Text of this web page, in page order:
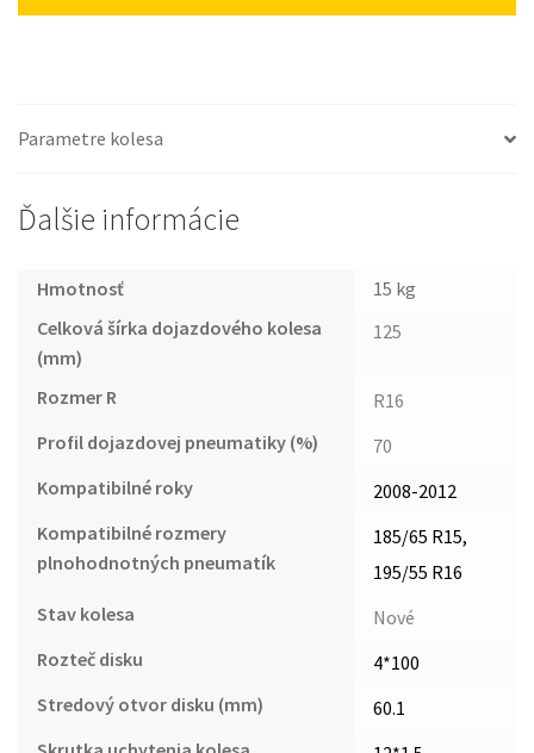
Parametre kolesa
Ďalšie informácie
Hmotnosť
15 kg
Celková šírka dojazdového kolesa
(mm)
125
Rozmer R
R16
Profil dojazdovej pneumatiky (%)
70
Kompatibilné roky
2008-2012
Kompatibilné rozmery
plnohodnotných pneumatík
185/65 R15,
195/55 R16
Stav kolesa
Nové
Rozteč disku
4*100
Stredový otvor disku (mm)
60.1